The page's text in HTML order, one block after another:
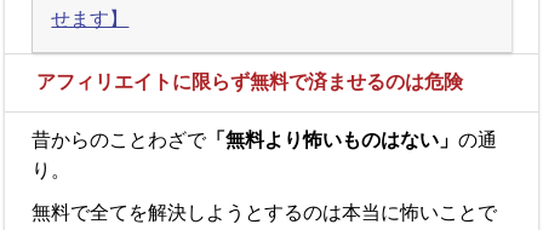
せます】
アフィリエイトに限らず無料で済ませるのは危険
昔からのことわざで「無料より怖いものはない」の通
り。
無料で全てを解決しようとするのは本当に怖いことで